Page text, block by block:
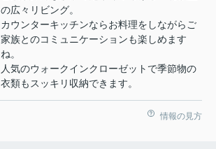
の広々リビング。
カウンターキッチンならお料理をしながらご
家族とのコミュニケーションも楽しめます
ね。
人気のウォークインクローゼットで季節物の
衣類もスッキリ収納できます。
情報の見方